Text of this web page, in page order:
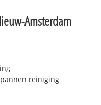
Amsterdam
reiniging